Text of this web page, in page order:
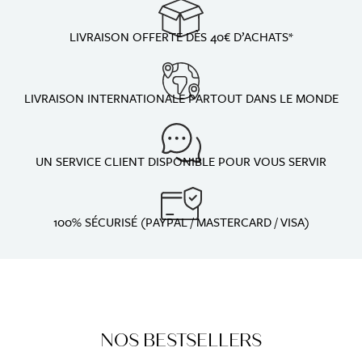
LIVRAISON OFFERTE DÈS 40€ D’ACHATS*
LIVRAISON INTERNATIONALE PARTOUT DANS LE MONDE
UN SERVICE CLIENT DISPONIBLE POUR VOUS SERVIR
100% SÉCURISÉ (PAYPAL / MASTERCARD / VISA)
NOS BESTSELLERS